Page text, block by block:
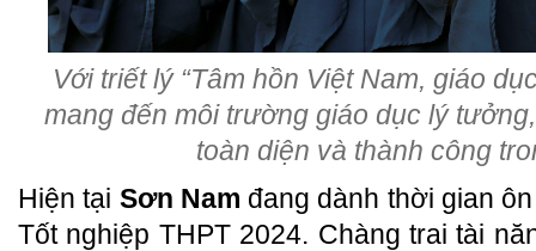
Với triết lý “Tâm hồn Việt Nam, giáo
mang đến môi trường giáo dục lý
toàn diện và thành công
Hiện tại Sơn Nam đang dành thời gian
Tốt nghiệp THPT 2024. Chàng trai tài